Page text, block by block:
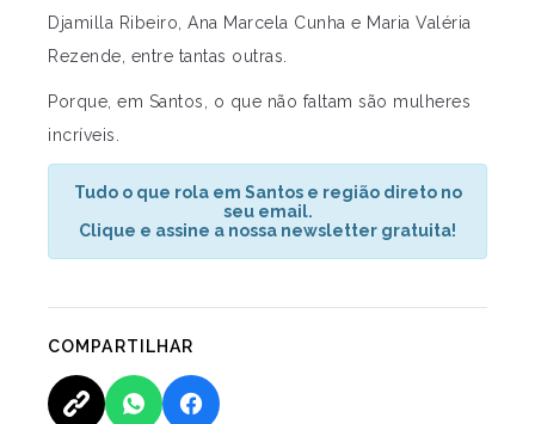
Djamilla Ribeiro, Ana Marcela Cunha e Maria Valéria
Rezende, entre tantas outras.
Porque, em Santos, o que não faltam são mulheres
incríveis.
Tudo o que rola em Santos e região direto no
seu email.
Clique e assine a nossa newsletter gratuita!
COMPARTILHAR